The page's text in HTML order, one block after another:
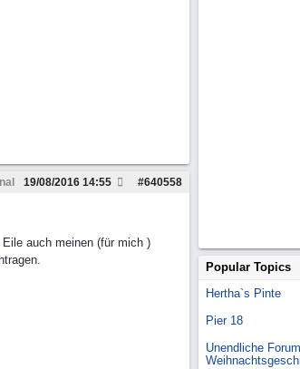
#640558
19/08/2016 14:55
auch meinen (für mich )
Popular Topics
Hertha`s Pinte
Pier 18
Unendliche